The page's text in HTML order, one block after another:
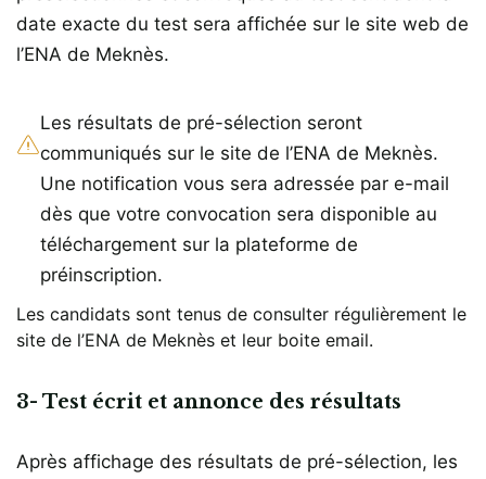
date exacte du test sera affichée sur le site web de
l’ENA de Meknès.
Les résultats de pré-sélection seront
communiqués sur le site de l’ENA de Meknès.
Une notification vous sera adressée par e-mail
dès que votre convocation sera disponible au
téléchargement sur la plateforme de
préinscription.
Les candidats sont tenus de consulter régulièrement le
site de l’ENA de Meknès et leur boite email.
3- Test écrit et annonce des résultats
Après affichage des résultats de pré-sélection, les